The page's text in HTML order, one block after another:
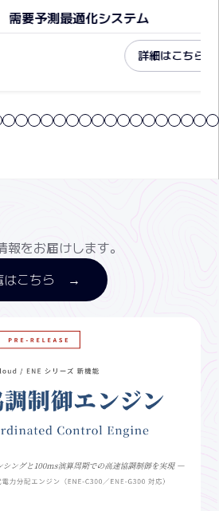
測最適化システム
詳細はこちら
をお届けします。
はこちら →